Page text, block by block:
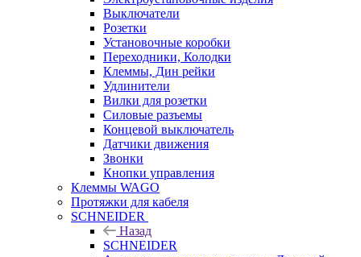
Выключатели
Розетки
Установочные коробки
Переходники, Колодки
Клеммы, Дин рейки
Удлинители
Вилки для розетки
Силовые разъемы
Концевой выключатель
Датчики движения
Звонки
Кнопки управления
Клеммы WAGO
Протяжки для кабеля
SCHNEIDER
Назад
SCHNEIDER